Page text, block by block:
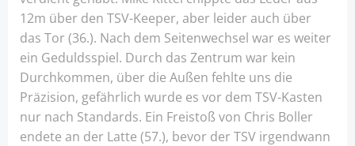
12m über den TSV-Keeper, aber leider auch über
das Tor (36.). Nach dem Seitenwechsel war es weiter
ein Geduldsspiel. Durch das Zentrum war kein
Durchkommen, über die Außen fehlte uns die
Präzision, gefährlich wurde es vor dem TSV-Kasten
nur nach Standards. Ein Freistoß von Chris Boller
endete an der Latte (57.), bevor der TSV irgendwann